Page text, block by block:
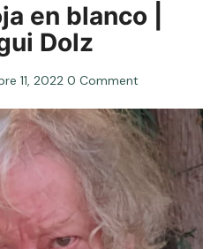
en blanco |
Dolz
11, 2022 0 Comment